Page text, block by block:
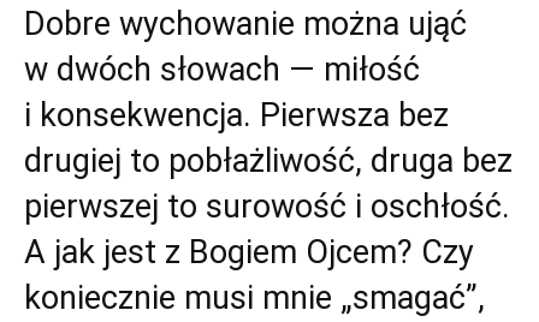
Dobre wychowanie można ująć
w dwóch słowach — miłość
i konsekwencja. Pierwsza bez
drugiej to pobłażliwość, druga bez
pierwszej to surowość i oschłość.
A jak jest z Bogiem Ojcem? Czy
koniecznie musi mnie „smagać”,